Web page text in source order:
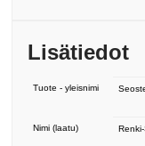
Lisätiedot
Tuote - yleisnimi
Nimi (laatu)